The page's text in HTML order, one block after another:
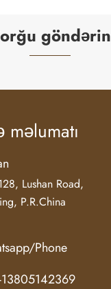
göndərin
Lushan Road,
P.R.China
Phone